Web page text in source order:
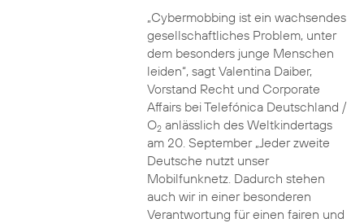
„Cybermobbing ist ein wachsendes
gesellschaftliches Problem, unter
dem besonders junge Menschen
leiden“, sagt Valentina Daiber,
Vorstand Recht und Corporate
Affairs bei Telefónica Deutschland /
O2anlässlich des Weltkindertags
am 20. September „Jeder zweite
Deutsche nutzt unser
Mobilfunknetz. Dadurch stehen
auch wir in einer besonderen
Verantwortung für einen fairen und